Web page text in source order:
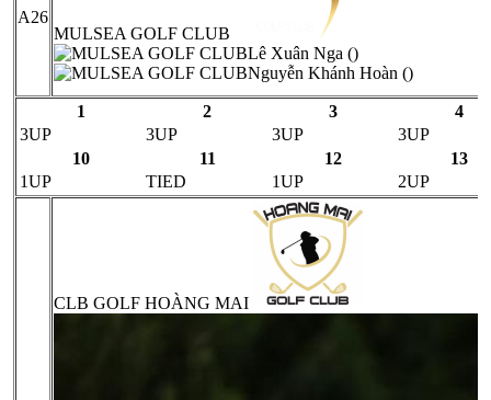
A26
MULSEA GOLF CLUB
Lê Xuân Nga ()
Nguyễn Khánh Hoàn ()
1 2 3
4
3UP
3UP 3UP
3UP
10
11 12
13
1UP
TIED 1UP 2UP
CLB GOLF HOÀNG MAI